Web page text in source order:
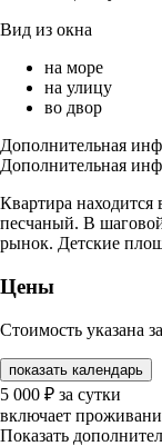
Вид из окна
на море
на улицу
во двор
Дополнительная
Дополнительная
Квартира
песчаный. В
рынок. Детские
Цены
Стоимость указана
показать календарь
5 000 ₽ за сутки
включает
Показать